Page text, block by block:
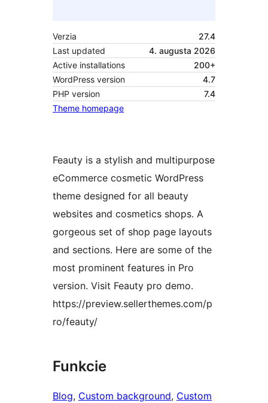
Verzia
27.4
Last updated
4. augusta 2026
Active installations
200+
WordPress version
4.7
PHP version
7.4
Theme homepage
Feauty is a stylish and multipurpose
eCommerce cosmetic WordPress
theme designed for all beauty
websites and cosmetics shops. A
gorgeous set of shop page layouts
and sections. Here are some of the
most prominent features in Pro
version. Visit Feauty pro demo.
https://preview.sellerthemes.com/p
ro/feauty/
Funkcie
Blog, Custom background, Custom